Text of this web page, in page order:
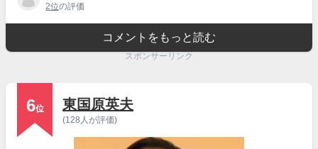
2位の評価
コメントをもっと読む
スポンサーリンク
6位 東国原英夫
(128人が評価)